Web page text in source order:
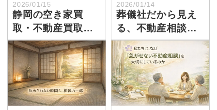
2026/01/15
静岡の空き家買
取・不動産買取を
考える前に知って
おきたいこと｜ラ
ビューの不動産の
考え方
2026/01/14
葬儀社だから見え
る、不動産相談の
「その前」